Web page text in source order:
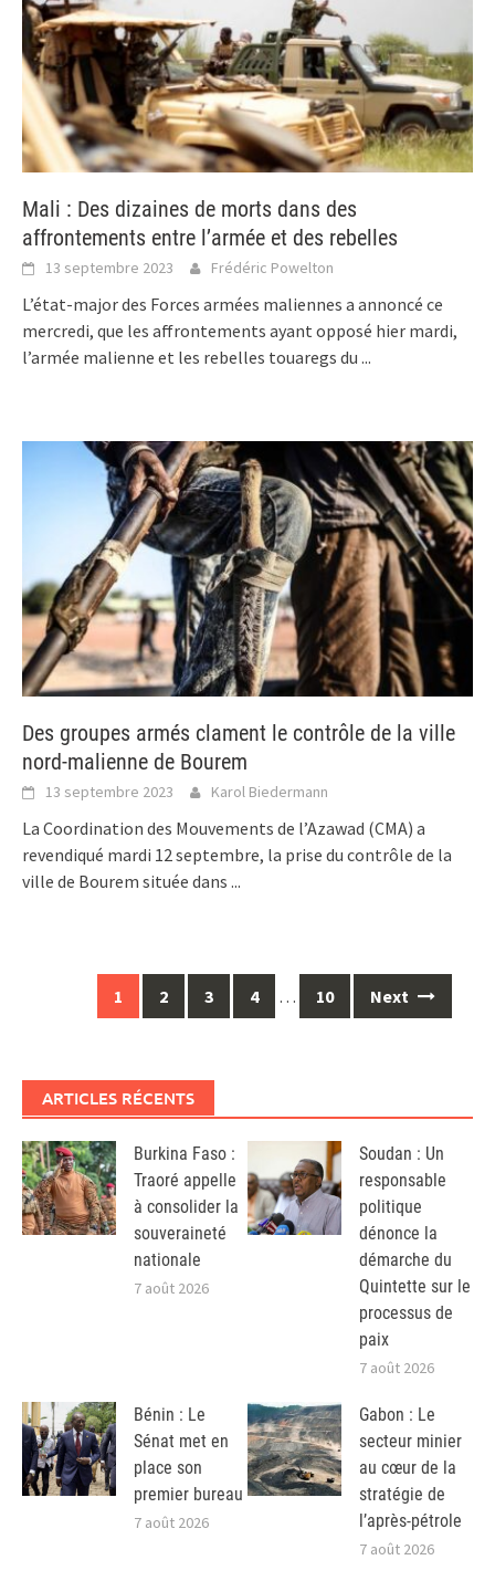
Mali : Des dizaines de morts dans des
affrontements entre l’armée et des rebelles
13 septembre 2023 Frédéric Powelton
L’état-major des Forces armées maliennes a annoncé ce
mercredi, que les affrontements ayant opposé hier mardi,
l’armée malienne et les rebelles touaregs du ...
Des groupes armés clament le contrôle de la ville
nord-malienne de Bourem
13 septembre 2023 Karol Biedermann
La Coordination des Mouvements de l’Azawad (CMA) a
revendiqué mardi 12 septembre, la prise du contrôle de la
ville de Bourem située dans ...
navigation
1 2 3 4 … 10 Next
ARTICLES RÉCENTS
Burkina Faso :
Traoré appelle
à consolider la
souveraineté
nationale
7 août 2026
Soudan : Un
responsable
politique
dénonce la
démarche du
Quintette sur le
processus de
paix
7 août 2026
Bénin : Le
Sénat met en
place son
premier bureau
7 août 2026
Gabon : Le
secteur minier
au cœur de la
stratégie de
l’après-pétrole
7 août 2026